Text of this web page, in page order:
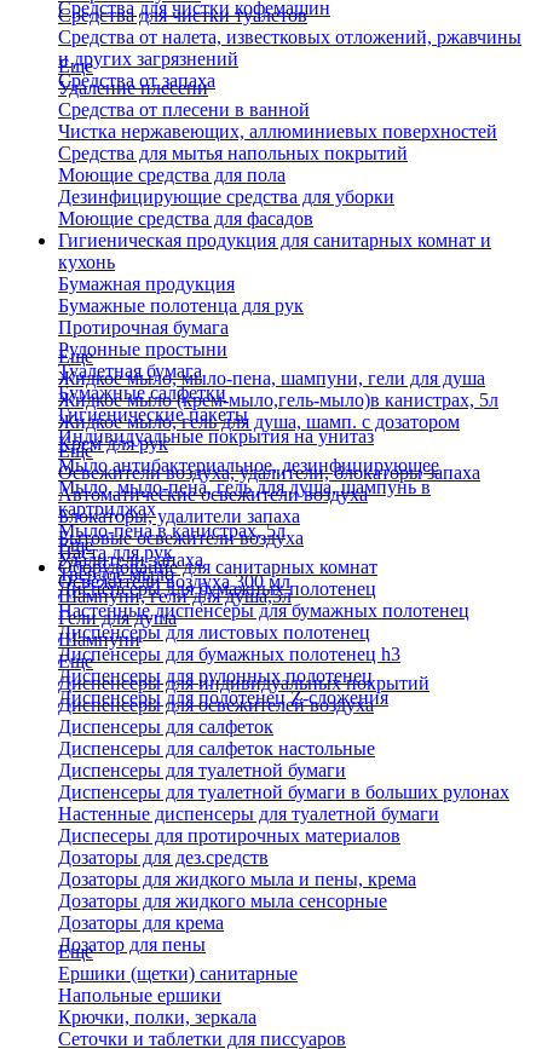
Средства для чистки кофемашин
Средства для чистки туалетов
Средства от налета, известковых отложений, ржавчины
и других загрязнений
Средства от запаха
Еще
Удаление плесени
Средства от плесени в ванной
Чистка нержавеющих, аллюминиевых поверхностей
Средства для мытья напольных покрытий
Моющие средства для пола
Дезинфицирующие средства для уборки
Моющие средства для фасадов
Гигиеническая продукция для санитарных комнат и
кухонь
Бумажная продукция
Бумажные полотенца для рук
Протирочная бумага
Рулонные простыни
Туалетная бумага
Бумажные салфетки
Гигиенические пакеты
Индивидуальные покрытия на унитаз
Еще
Жидкое мыло, мыло-пена, шампуни, гели для душа
Жидкое мыло (крем-мыло,гель-мыло)в канистрах, 5л
Жидкое мыло, гель для душа, шамп. с дозатором
Крем для рук
Мыло антибактериальное, дезинфицирующее
Мыло, мыло-пена, гель для душа, шампунь в
картриджах
Мыло-пена в канистрах, 5л
Паста для рук
Твердое мыло
Шампуни, гели для душа,5л
Гели для душа
Шампуни
Еще
Освежители воздуха, удалители, блокаторы запаха
Автоматические освежители воздуха
Блокаторы, удалители запаха
Бытовые освежители воздуха
Удалители запаха
Освежители воздуха 300 мл
Еще
Оборудование для санитарных комнат
Диспенсеры для бумажных полотенец
Настенные диспенсеры для бумажных полотенец
Диспенсеры для листовых полотенец
Диспенсеры для бумажных полотенец h3
Диспенсеры для рулонных полотенец
Диспенсеры для полотенец Z-сложения
Еще
Диспенсеры для индивидуальных покрытий
Диспенсеры для освежителей воздуха
Диспенсеры для салфеток
Диспенсеры для салфеток настольные
Диспенсеры для туалетной бумаги
Диспенсеры для туалетной бумаги в больших рулонах
Настенные диспенсеры для туалетной бумаги
Диспесеры для протирочных материалов
Дозаторы для дез.средств
Дозаторы для жидкого мыла и пены, крема
Дозаторы для жидкого мыла сенсорные
Дозаторы для крема
Дозатор для пены
Еще
Ершики (щетки) санитарные
Напольные ершики
Крючки, полки, зеркала
Сеточки и таблетки для писсуаров